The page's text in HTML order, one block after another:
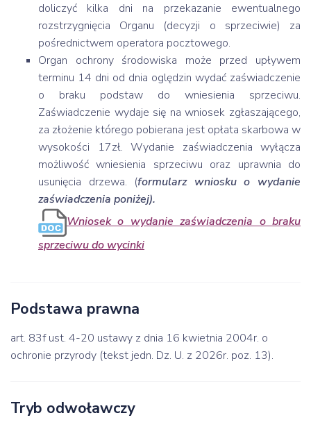
doliczyć kilka dni na przekazanie ewentualnego
rozstrzygnięcia Organu (decyzji o sprzeciwie) za
pośrednictwem operatora pocztowego.
Organ ochrony środowiska może przed upływem
terminu 14 dni od dnia oględzin wydać zaświadczenie
o braku podstaw do wniesienia sprzeciwu.
Zaświadczenie wydaje się na wniosek zgłaszającego,
za złożenie którego pobierana jest opłata skarbowa w
wysokości 17zł. Wydanie zaświadczenia wyłącza
możliwość wniesienia sprzeciwu oraz uprawnia do
usunięcia drzewa. (formularz wniosku o wydanie
zaświadczenia poniżej).
Wniosek o wydanie zaświadczenia o braku
sprzeciwu do wycinki
Podstawa prawna
art. 83f ust. 4-20 ustawy z dnia 16 kwietnia 2004r. o
ochronie przyrody (tekst jedn. Dz. U. z 2026r. poz. 13).
Tryb odwoławczy